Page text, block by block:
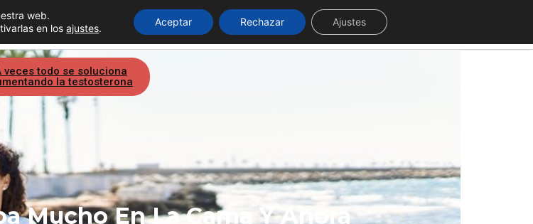
Eyaculación precoz Contacto Quiénes somos
veces todo se soluciona
la testosterona
Mucho En La Cama Y Ahora
web.
en losajustes.
Aceptar Rechazar Ajustes